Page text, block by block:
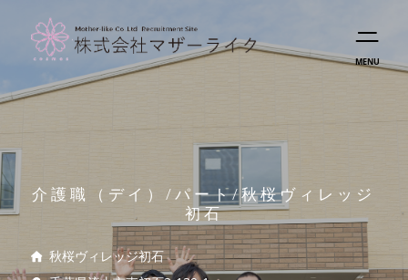
MENU
介護職（デイ）/パート/秋桜ヴィレッジ
初石
秋桜ヴィレッジ初石